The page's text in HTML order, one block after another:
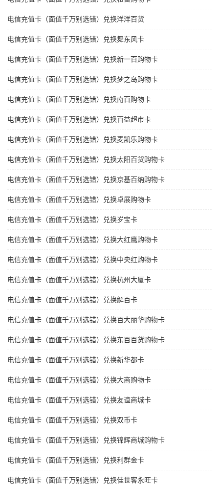
电信充值卡（面值千万别选错）兑换洋洋百货
电信充值卡（面值千万别选错）兑换舞东风卡
电信充值卡（面值千万别选错）兑换新一百购物卡
电信充值卡（面值千万别选错）兑换梦之岛购物卡
电信充值卡（面值千万别选错）兑换南百购物卡
电信充值卡（面值千万别选错）兑换百益超市卡
电信充值卡（面值千万别选错）兑换麦凯乐购物卡
电信充值卡（面值千万别选错）兑换太阳百货购物卡
电信充值卡（面值千万别选错）兑换京基百纳购物卡
电信充值卡（面值千万别选错）兑换卓展购物卡
电信充值卡（面值千万别选错）兑换岁宝卡
电信充值卡（面值千万别选错）兑换大红鹰购物卡
电信充值卡（面值千万别选错）兑换中央红购物卡
电信充值卡（面值千万别选错）兑换杭州大厦卡
电信充值卡（面值千万别选错）兑换解百卡
电信充值卡（面值千万别选错）兑换百大丽华购物卡
电信充值卡（面值千万别选错）兑换东百百货购物卡
电信充值卡（面值千万别选错）兑换新华都卡
电信充值卡（面值千万别选错）兑换大商购物卡
电信充值卡（面值千万别选错）兑换友谊商城卡
电信充值卡（面值千万别选错）兑换双币卡
电信充值卡（面值千万别选错）兑换锦辉商城购物卡
电信充值卡（面值千万别选错）兑换利群金卡
电信充值卡（面值千万别选错）兑换佳世客永旺卡